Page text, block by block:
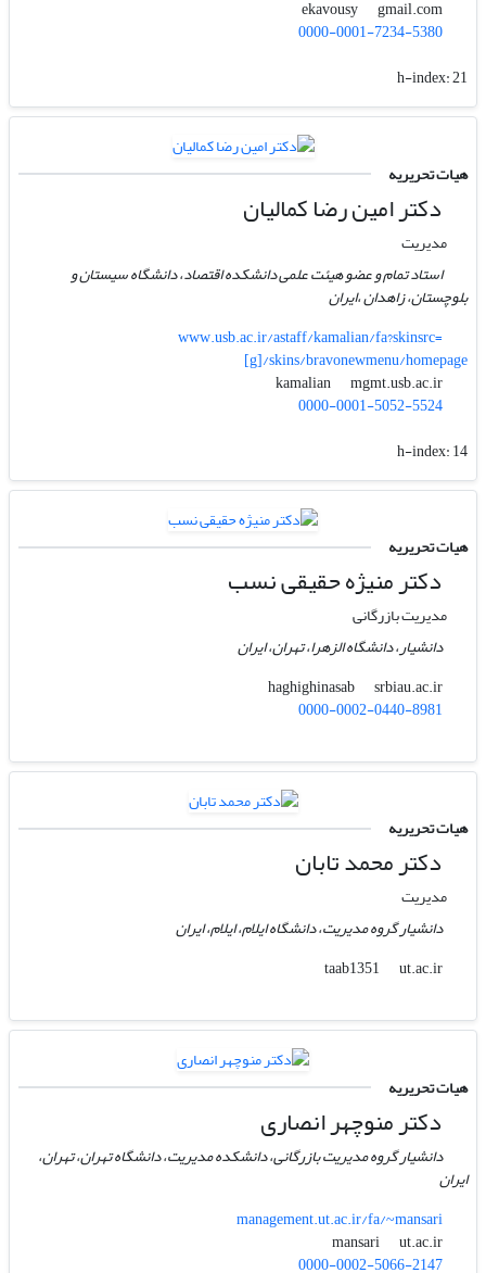
ekavousy
gmail.com
0000-0001-7234-5380
h-index:21
هیات تحریریه
دکتر امین رضا کمالیان
مدیریت
استاد تمام و عضو هیئت علمی دانشکده اقتصاد، دانشگاه سیستان و
بلوچستان، زاهدان ،ایران
www.usb.ac.ir/astaff/kamalian/fa?skinsrc=
[g]/skins/bravonewmenu/homepage
kamalian
mgmt.usb.ac.ir
0000-0001-5052-5524
h-index:14
هیات تحریریه
دکتر منیژه حقیقی نسب
مدیریت بازرگانی
دانشیار، دانشگاه الزهرا، تهران، ایران
haghighinasab
srbiau.ac.ir
0000-0002-0440-8981
هیات تحریریه
دکتر محمد تابان
مدیریت
دانشیار گروه مدیریت، دانشگاه ایلام، ایلام، ایران
taab1351
ut.ac.ir
هیات تحریریه
دکتر منوچهر انصاری
دانشیار گروه مدیریت بازرگانی، دانشکده مدیریت، دانشگاه تهران، تهران،
ایران
management.ut.ac.ir/fa/~mansari
mansari
ut.ac.ir
0000-0002-5066-2147